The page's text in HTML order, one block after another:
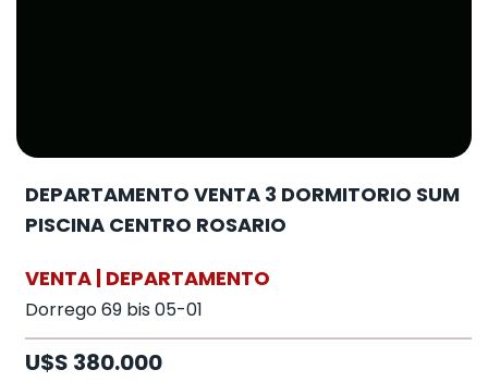
DEPARTAMENTO VENTA 3 DORMITORIO SUM
PISCINA CENTRO ROSARIO
VENTA | DEPARTAMENTO
Dorrego 69 bis 05-01
U$S 380.000